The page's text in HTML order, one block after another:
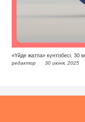
«Үйде жатпа» күнтізбесі.
редактор 30 июня, 2025